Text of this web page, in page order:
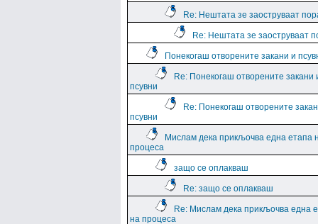
Re: Нештата зе заоструваат
Re: Нештата зе заоструваат
Понекогаш отворените закани и
Re: Понекогаш отворените закани
псувни
Re: Понекогаш отворените
псувни
Мислам дека прикљочва една етапа
процеса
защо се оплакваш
Re: защо се оплакваш
Re: Мислам дека прикљочва една
на процеса